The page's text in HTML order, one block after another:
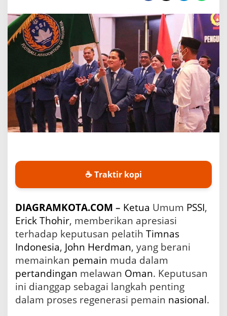
i
g
a
p
r
e
s
a
K
e
b
a
n
i
a
n
J
h
n
H
e
☕ Traktir kopi
DIAGRAMKOTA.COM – Ketua Umum PSSI,
Erick Thohir, memberikan apresiasi
terhadap keputusan pelatih Timnas
Indonesia, John Herdman, yang berani
memainkan pemain muda dalam
pertandingan melawan Oman. Keputusan
ini dianggap sebagai langkah penting
dalam proses regenerasi pemain nasional.